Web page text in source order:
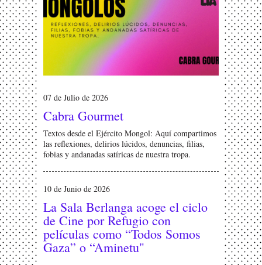
07 de Julio de 2026
Cabra Gourmet
Textos desde el Ejército Mongol: Aquí compartimos
las reflexiones, delirios lúcidos, denuncias, filias,
fobias y andanadas satíricas de nuestra tropa.
10 de Junio de 2026
La Sala Berlanga acoge el ciclo
de Cine por Refugio con
películas como “Todos Somos
Gaza” o “Aminetu"